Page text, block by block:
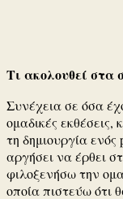
Τι ακολουθεί στα
Συνέχεια σε όσα
ομαδικές
τη δημιουργία
αργήσει να έρθει
φιλοξενήσω την
οποία πιστεύω ότι